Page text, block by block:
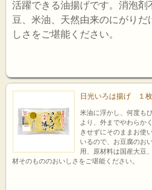
活躍できる油揚げです。消泡剤
豆、米油、天然由来のにがりだ
しさをご堪能ください。
日光いろは揚げ １枚
米油に浮かし、何度も
より、外までやわらか
きせずにそのままお使
いるので、お豆腐のお
用、原材料は国産大豆
材そのもののおいしさをご堪能ください。